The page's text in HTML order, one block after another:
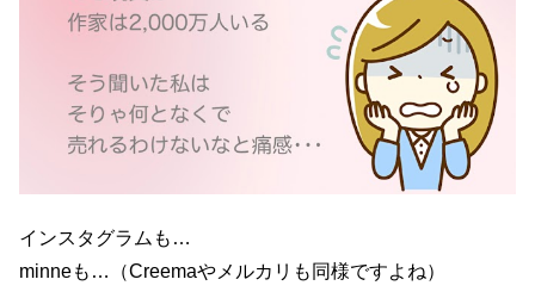
インスタグラムも…
minneも…（Creemaやメルカリも同様ですよね）